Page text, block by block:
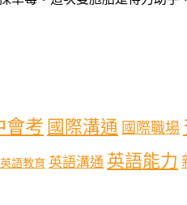
會考 國際溝通 國際職場
英語教育 英語溝通 英語能力